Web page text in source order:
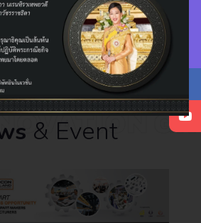
& Event